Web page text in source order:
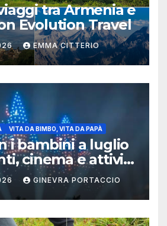
tra Armenia e
Evolution Travel
EMMA CITTERIO
VITA DA BIMBO, VITA DA PAPÀ
i bambini a luglio
cinema e attività
GINEVRA PORTACCIO